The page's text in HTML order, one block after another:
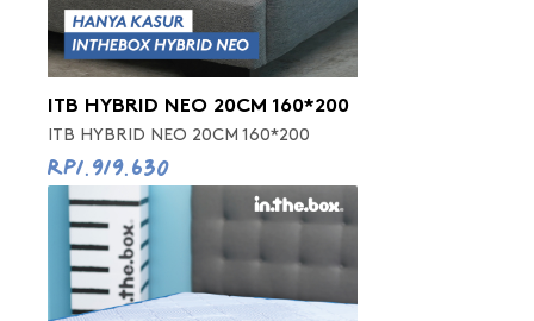
ITB HYBRID NEO 20CM 160*200
ITB HYBRID NEO 20CM 160*200
Rp1.919.630